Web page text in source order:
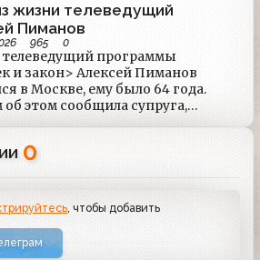
жизни телеведущий
Пиманов
965 0
телеведущий программы
и закон> Алексей Пиманов
в Москве, ему было 64 года.
этом сообщила супруга,
Ольга Погодина. Причина смерти:
0
, чтобы добавить